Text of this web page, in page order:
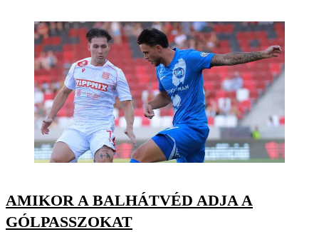
AMIKOR A BALHÁTVÉD ADJA A
GÓLPASSZOKAT